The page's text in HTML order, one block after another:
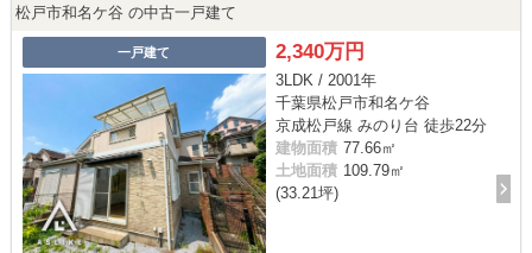
松戸市和名ケ谷 の中古一戸建て
一戸建て 2,340万円
3LDK / 2001年
千葉県松戸市和名ケ谷
京成松戸線 みのり台 徒歩22分
建物面積 77.66㎡
土地面積 109.79㎡
(33.21坪)